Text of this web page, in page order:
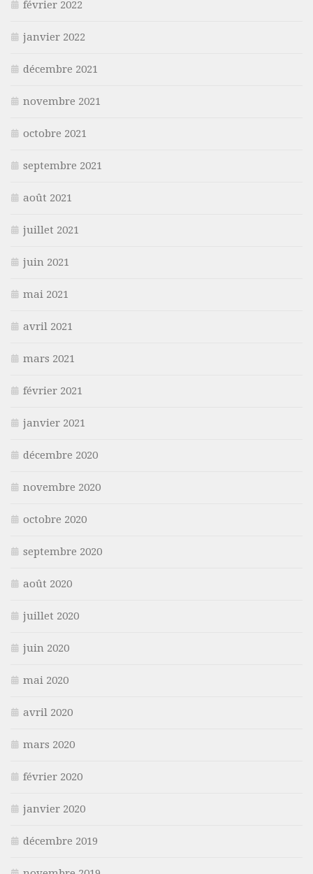
février 2022
janvier 2022
décembre 2021
novembre 2021
octobre 2021
septembre 2021
août 2021
juillet 2021
juin 2021
mai 2021
avril 2021
mars 2021
février 2021
janvier 2021
décembre 2020
novembre 2020
octobre 2020
septembre 2020
août 2020
juillet 2020
juin 2020
mai 2020
avril 2020
mars 2020
février 2020
janvier 2020
décembre 2019